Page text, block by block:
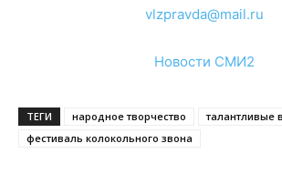
vlzpravda@mail.ru
Новости СМИ2
ТЕГИ народное творчество
талантливые
фестиваль колокольного звона